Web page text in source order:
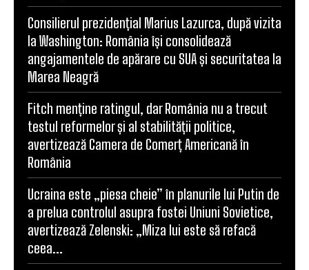
Consilierul prezidențial Marius Lazurca, după vizita
la Washington: România își consolidează
angajamentele de apărare cu SUA și securitatea la
Marea Neagră
Fitch menține ratingul, dar România nu a trecut
testul reformelor și al stabilității politice,
avertizează Camera de Comerț Americană în
România
Ucraina este „piesa cheie” în planurile lui Putin de
a prelua controlul asupra fostei Uniuni Sovietice,
avertizează Zelenski: „Miza lui este să refacă
ceea...